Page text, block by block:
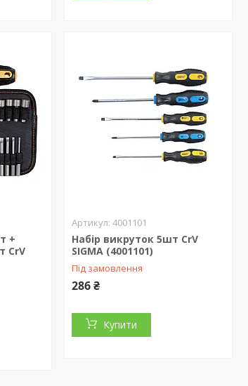
+
CrV
4001101
Набір викруток 5шт СrV
SIGMA (4001101)
Під замовлення
286 ₴
Купити